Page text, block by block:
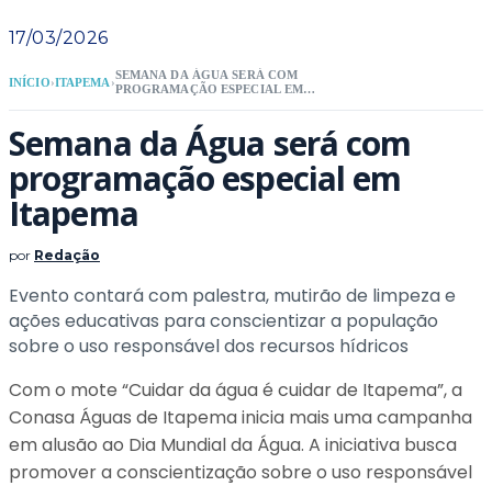
17/03/2026
INÍCIO›ITAPEMA ›
SEMANA DA ÁGUA SERÁ COM
PROGRAMAÇÃO ESPECIAL EM
Semana da Água será com
programação especial em
Itapema
por Redação
Evento contará com palestra, mutirão de limpeza e
ações educativas para conscientizar a população
sobre o uso responsável dos recursos hídricos
Com o mote “Cuidar da água é cuidar de Itapema”, a
Conasa Águas de Itapema inicia mais uma campanha
em alusão ao Dia Mundial da Água. A iniciativa busca
promover a conscientização sobre o uso responsável